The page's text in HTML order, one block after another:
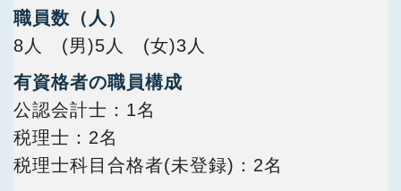
職員数（人）
8人 (男)5人 (女)3人
有資格者の職員構成
公認会計士
1名
税理士
2名
税理士科目合格者(未登録)
2名